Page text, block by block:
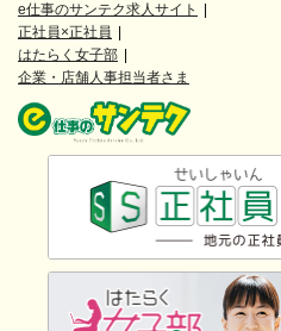
e仕事のサンテク求人サイト
正社員×正社員
はたらく女子部
企業・店舗人事担当者さま